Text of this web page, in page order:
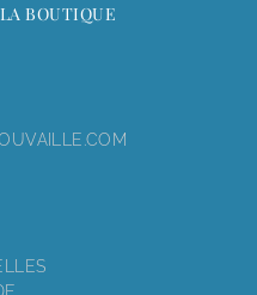
BOUTIQUE